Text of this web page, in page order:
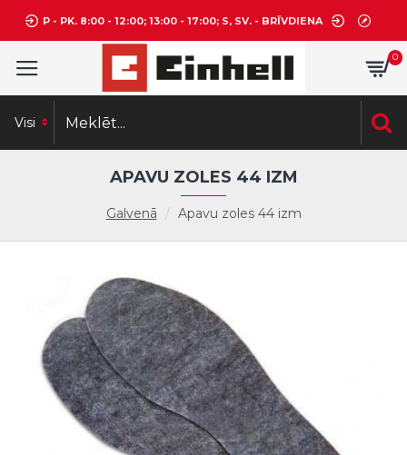
P - PK. 8:00 - 12:00; 13:00 - 17:00; S, SV. - BRĪVDIENA
0
Visi
Galvenā Apavu zoles 44 izm
APAVU ZOLES 44 IZM